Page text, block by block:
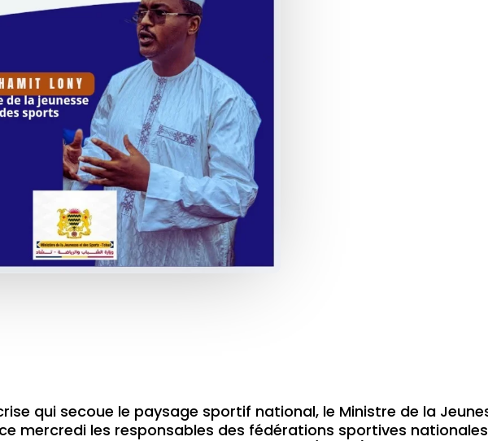
qui secoue le paysage sportif national, le Ministre de la
mercredi les responsables des fédérations sportives